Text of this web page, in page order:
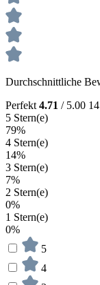
Durchschnittliche
Perfekt 4.71 / 5.00
5 Stern(e)
79%
4 Stern(e)
14%
3 Stern(e)
7%
2 Stern(e)
0%
1 Stern(e)
0%
5
4